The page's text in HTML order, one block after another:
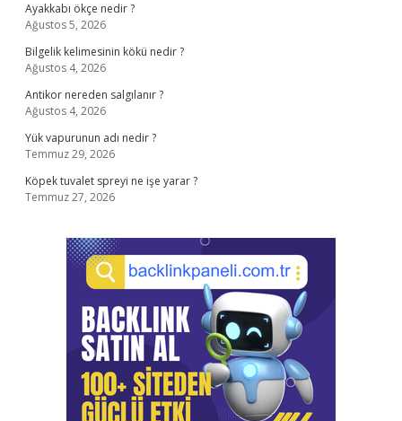
Ayakkabı ökçe nedir ?
Ağustos 5, 2026
Bilgelik kelimesinin kökü nedir ?
Ağustos 4, 2026
Antikor nereden salgılanır ?
Ağustos 4, 2026
Yük vapurunun adı nedir ?
Temmuz 29, 2026
Köpek tuvalet spreyi ne işe yarar ?
Temmuz 27, 2026